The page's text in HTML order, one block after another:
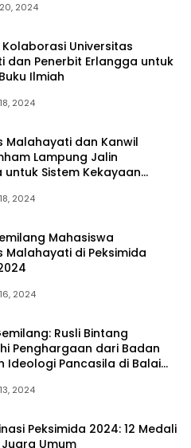
2024
Universitas
dan Penerbit Erlangga untuk
Ilmiah
2024
Malahayati dan Kanwil
Lampung Jalin
untuk Sistem Kekayaan
2024
Mahasiswa
Malahayati di Peksimida
2024
Rusli Bintang
Penghargaan dari Badan
Ideologi Pancasila di Balai
2024
Peksimida 2024: 12 Medali
Umum